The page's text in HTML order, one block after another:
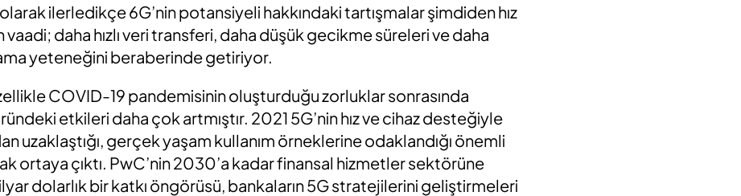
ilerledikçe 6G’nin potansiyeli hakkındaki tartışmalar şimdiden hız
vaadi; daha hızlı veri transferi, daha düşük gecikme süreleri ve daha
yeteneğini beraberinde getiriyor.
COVID-19 pandemisinin oluşturduğu zorluklar sonrasında
etkileri daha çok artmıştır. 2021 5G’nin hız ve cihaz desteğiyle
uzaklaştığı, gerçek yaşam kullanım örneklerine odaklandığı önemli
ortaya çıktı. PwC’nin 2030’a kadar finansal hizmetler sektörüne
dolarlık bir katkı öngörüsü, bankaların 5G stratejilerini geliştirmeleri